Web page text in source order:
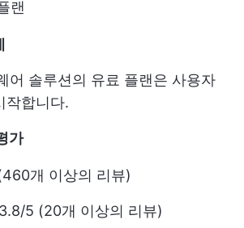
랜
어 솔루션의 유료 플랜은 사용자
작합니다.
가
개 이상의 리뷰)
5 (20개 이상의 리뷰)